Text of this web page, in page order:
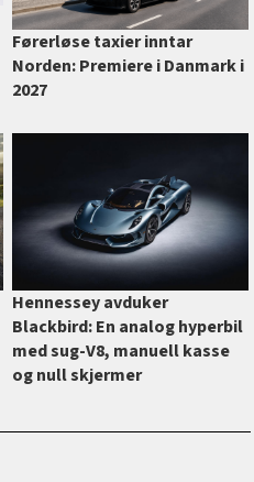
Førerløse taxier inntar
Norden: Premiere i Danmark i
2027
Hennessey avduker
Blackbird: En analog hyperbil
med sug-V8, manuell kasse
og null skjermer